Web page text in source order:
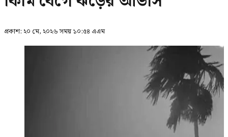
প্রকাশ: ২০ মে, ২০২৬ সময় ১০:৫৪ এএম